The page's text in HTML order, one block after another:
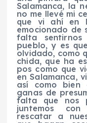
Salamanca, la
no me llevé mi
que vi ahí en
emocionado de
falta sentirnos
pueblo, y es
olvidado, como
chida, que ha
pos como que
en Salamanca,
así como bien
ganas de
falta que nos
juntemos
rescatar a